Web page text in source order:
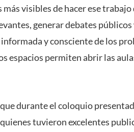
visibles de hacer ese
generar debates
y consciente de los
espacios permiten abrir las
durante el coloquio
tuvieron excelentes